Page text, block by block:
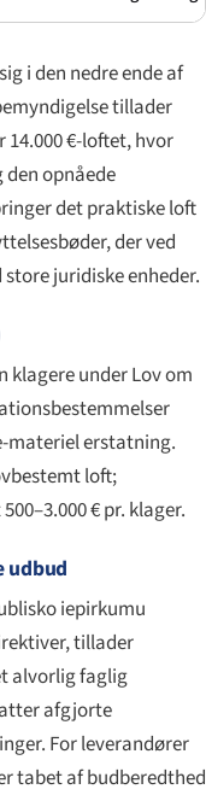
i den nedre ende af
tillader
14.000 €-loftet, hvor
opnåede
det praktiske loft
der ved
juridiske enheder.
klagere under Lov om
materiel erstatning.
loft;
€ pr. klager.
udbud
iepirkumu
tillader
alvorlig faglig
afgjorte
For leverandører
tabet af budberedthed